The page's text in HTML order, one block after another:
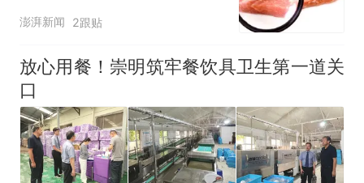
猪肉冒出牛肉被罚
澎湃新闻 2跟贴
放心用餐！崇明筑牢餐饮具卫生第一道关
口